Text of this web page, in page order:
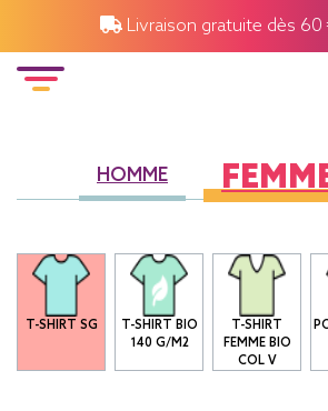
Livraison gratuite dès 60
HOMME
T-SHIRT SG
T-SHIRT BIO
140 G/M2
T-SHIRT
FEMME BIO
COL V